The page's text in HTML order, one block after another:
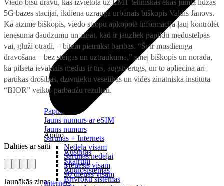
Papildināt
Jauns numurs ar eSIM
Jauns numurs
Sarunas + Internets
Nedēļa visam
Sarunas nedēļai
Mēnesis visam
90 dienas visam
Internets
Audio
Austiņas
Skaļruņi
Audiosistēmas
Brīvroku sistēmas
Viedo bišu dravu, kas izvietota uz LMT tehniskās ēkas jumta līdzās
5G bāzes stacijai, ikdienā uzrauga urbānais biškopis Valdis Janovs.
Kā atzīmē biškopis, viedo stropu apkopotā informācija ļauj kontrolēt
ienesuma daudzumu un zināt, kad ir jāuzliek papildu medustelpas
vai, gluži otrādi, – bitēm pietrūkst barības. “Šī ir mūsdienīga
dravošana – bez steigas un uztraukuma,” smej biškopis un norāda,
ka pilsētā ievāktais medus ir tīrs, augstvērtīgs, un to apliecina arī
pārtikas drošības, dzīvnieku veselības un vides zinātniskā institūta
“BIOR” veikto pārbaužu rezultāti.
Dalīties ar saiti
Jaunākās ziņas